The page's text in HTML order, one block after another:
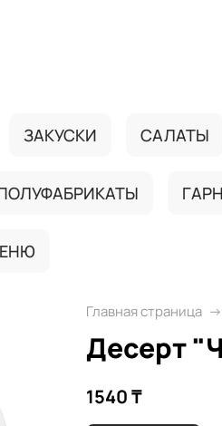
ЗАКУСКИ САЛАТЫ
Главная страница
Десерт
1540 ₸